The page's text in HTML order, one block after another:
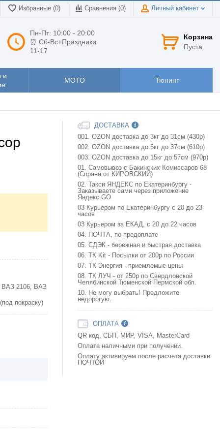
Избранные (0) Сравнения (0) Личный кабинет
Пн-Пт: 10:00 - 20:00
⏰ Сб-Вс+Праздники
11-17
Корзина
Пуста
и
МОТО Тюнинг
ВАЗ 2106, ВАЗ
покраску)
ДОСТАВКА
001. OZON доставка до 3кг до 31см (430р)
002. OZON доставка до 5кг до 37см (610р)
003. OZON доставка до 15кг до 57см (970р)
01. Самовывоз с Бакинских Комиссаров 68
(Справа от КИРОВСКИЙ)
02. Такси ЯНДЕКС по Екатеринбургу -
Заказываете сами через приложение
Яндекс.GO
03 Курьером по Екатеринбургу с 20 до 23
часов
03 Курьером за ЕКАД, с 20 до 22 часов
04. ПОЧТА, по предоплате
05. СДЭК - бережная и быстрая доставка
06. ТК Kit - Посылки от 200р по России
07. ТК Энергия - приемлемые цены
08. ТК ЛУЧ - от 250р по Свердловской
Челябинской Тюменской Пермской обл.
10. Не могу выбрать! Предложите
недорогую.
ОПЛАТА
QR код, СБП, МИР, VISA, MasterCard
Оплата наличными при получении.
Оплату активируем после расчета доставки
ПОЧТОЙ